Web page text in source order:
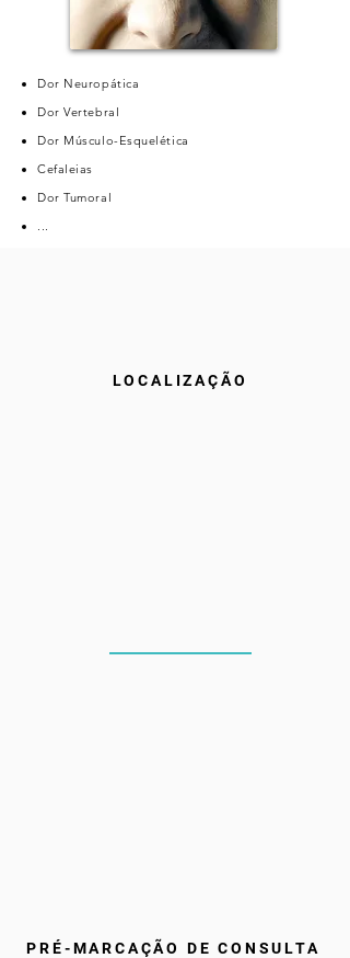
Dor Neuropática
Dor Vertebral
Dor Músculo-Esquelética
Cefaleias
Dor Tumoral
...
LOCALIZAÇÃO
PRÉ-MARCAÇÃO DE CONSULTA